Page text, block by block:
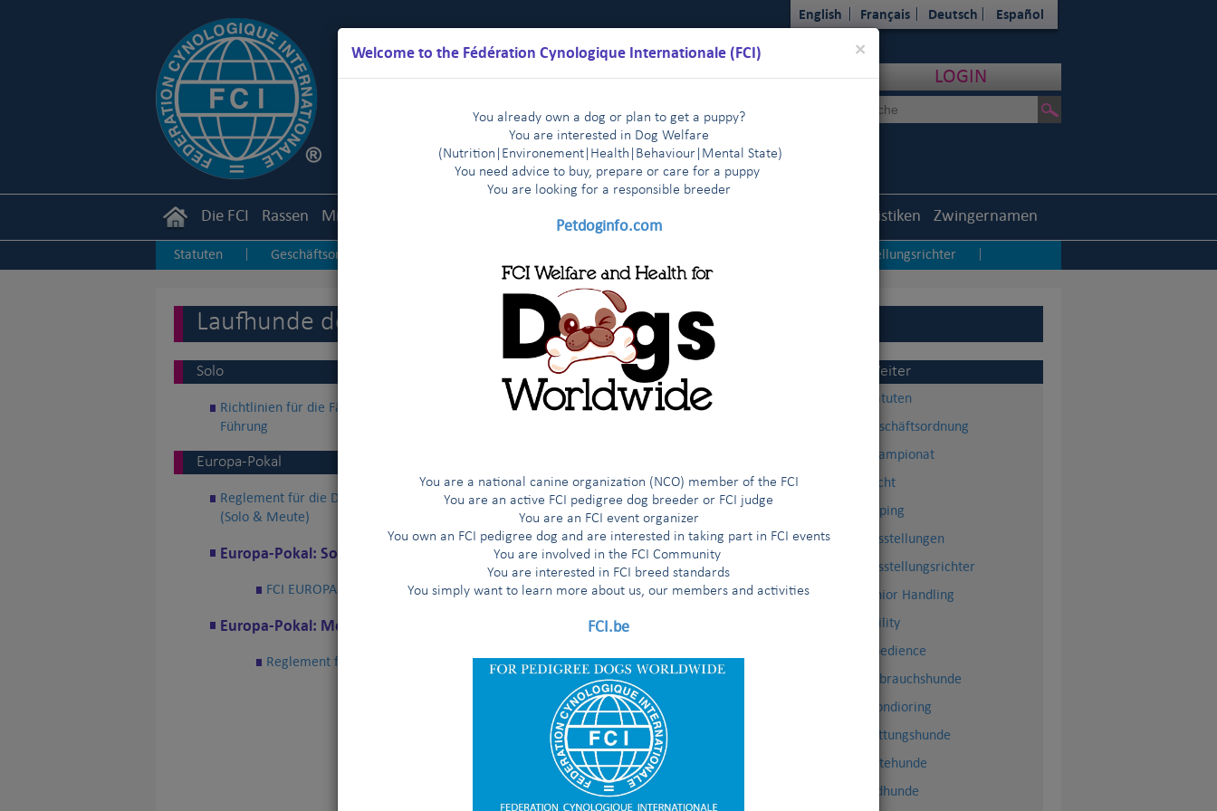
×
Welcome to the Fédération Cynologique Internationale (FCI)
You already own a dog or plan to get a puppy?
You are interested in Dog Welfare
(Nutrition
Environement Health Behaviour Mental State)
You need advice to buy, prepare or care for a puppy
You are looking for a responsible breeder
Petdoginfo.com
You are a national canine organization (NCO) member of the FCI
You are an active FCI pedigree dog breeder or FCI judge
You are an FCI event organizer
You own an FCI pedigree dog and are interested in taking part in FCI events
You are involved in the FCI Community
You are interested in FCI breed standards
You simply want to learn more about us, our members and activities
FCI.be
English Français Deutsch Español
LOGIN
Die FCI Rassen Mitglieder Reglemente Ergebnisse Statistiken Zwingernamen
Statuten Geschäftsordnung Ausstellungsrichter
Laufhunde der 6. Gruppe
Weiter
Statuten
Geschäftsordnung
Championat
Zucht
Doping
Ausstellungen
Ausstellungsrichter
Junior Handling
Agility
Obedience
Gebrauchshunde
Mondioring
Rettungshunde
Hütehunde
Erdhunde
Solo
Richtlinien für die Fächer des Prüfungsreglements / Solo: Suche, Arbeit auf der Spur, Appell und
Führung
Europa-Pokal
Reglement für die Durchführung, die Wettbewerbe und die Richter des Europa-Pokals für Laufhunde
(Solo & Meute)
Europa-Pokal: Solo
FCI EUROPA-POKAL-Prüfungsreglement für Laufhunde / Bracken der FCI Gruppe 6, Solo.
Europa-Pokal: Meute
Reglement für die Wettbewerbe des Europa-Pokals für Laufhunde (Meute) ('93)